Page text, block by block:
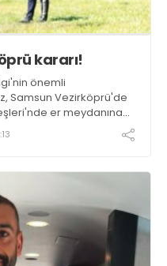
kararı!
önemli
Samsun Vezirköprü'de
er meydanına